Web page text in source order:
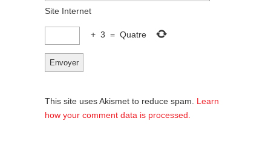
Site Internet
+ 3 = Quatre
This site uses Akismet to reduce spam. Learn
how your comment data is processed.